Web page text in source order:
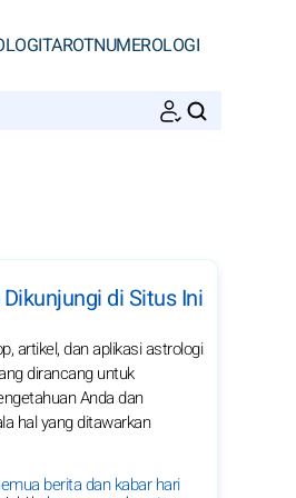
TAROTNUMEROLOGI
di Situs Ini
artikel, dan aplikasi astrologi
dirancang untuk
Anda dan
hal yang ditawarkan
berita dan kabar hari